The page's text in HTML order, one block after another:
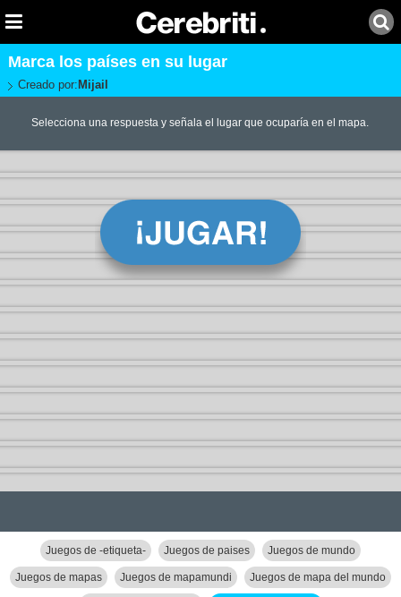
Marca los países en su lugar
Creado por: Mijail
Selecciona una respuesta y señala el lugar que ocuparía en el mapa.
Juegos de -etiqueta- Juegos de paises Juegos de mundo
Juegos de mapas Juegos de mapamundi Juegos de mapa del mundo